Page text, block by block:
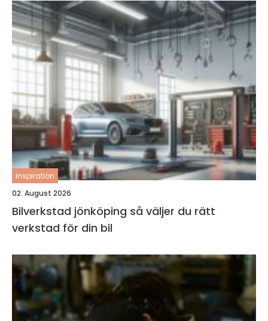
inspiration
02. August 2026
Bilverkstad jönköping så väljer du rätt
verkstad för din bil